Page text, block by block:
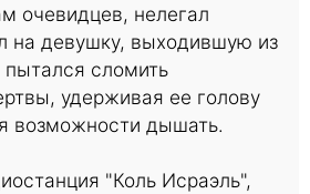
очевидцев, нелегал
на девушку, выходившую из
сломить
удерживая ее голову
возможности дышать.
"Коль Исраэль",